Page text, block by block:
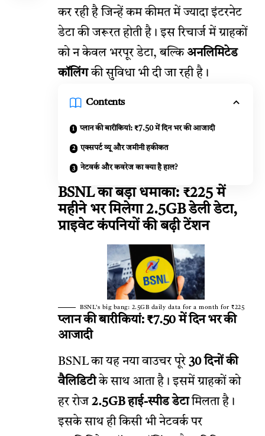
कर रही है जिन्हें कम कीमत में ज्यादा इंटरनेट
डेटा की जरूरत होती है। इस रिचार्ज में ग्राहकों
को न केवल भरपूर डेटा, बल्कि अनलिमिटेड
कॉलिंगकी सुविधा भी दी जा रही है।
Contents
प्लान की बारीकियां: ₹7.50 में दिन भर की आजादी
एक्सपर्ट व्यू और जमीनी हकीकत
नेटवर्क और कवरेज का क्या है हाल?
BSNL का बड़ा धमाका: ₹225 में
महीने भर मिलेगा 2.5GB डेली डेटा,
प्राइवेट कंपनियों की बढ़ी टेंशन
BSNL’s big bang: 2.5GB daily data for a month for ₹225
प्लान की बारीकियां: ₹7.50 में दिन भर की
आजादी
BSNL का यह नया वाउचर पूरे 30 दिनों की
वैलिडिटीके साथ आता है। इसमें ग्राहकों को
हर रोज 2.5GB हाई-स्पीड डेटामिलता है।
इसके साथ ही किसी भी नेटवर्क पर